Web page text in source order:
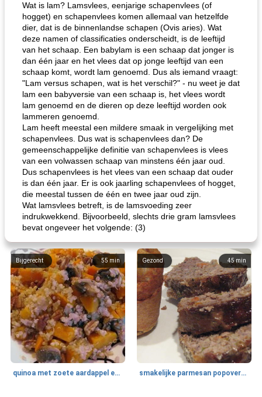
Wat is lam? Lamsvlees, eenjarige schapenvlees (of
hogget) en schapenvlees komen allemaal van hetzelfde
dier, dat is de binnenlandse schapen (Ovis aries). Wat
deze namen of classificaties onderscheidt, is de leeftijd
van het schaap. Een babylam is een schaap dat jonger is
dan één jaar en het vlees dat op jonge leeftijd van een
schaap komt, wordt lam genoemd. Dus als iemand vraagt:
"Lam versus schapen, wat is het verschil?" - nu weet je dat
lam een ​​babyversie van een schaap is, het vlees wordt
lam genoemd en de dieren op deze leeftijd worden ook
lammeren genoemd.
Lam heeft meestal een mildere smaak in vergelijking met
schapenvlees. Dus wat is schapenvlees dan? De
gemeenschappelijke definitie van schapenvlees is vlees
van een volwassen schaap van minstens één jaar oud.
Dus schapenvlees is het vlees van een schaap dat ouder
is dan één jaar. Er is ook jaarling schapenvlees of hogget,
die meestal tussen de één en twee jaar oud zijn.
Wat lamsvlees betreft, is de lamsvoeding zeer
indrukwekkend. Bijvoorbeeld, slechts drie gram lamsvlees
bevat ongeveer het volgende: (3)
55 min
Bijgerecht
quinoa met zoete aardappel en champignons
45min
Gezond
smakelijke parmesan popovers (gezonder!)